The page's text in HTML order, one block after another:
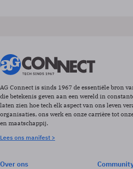
AG Connect is sinds 1967 de essentiële bron
die betekenis geven aan een wereld in
laten zien hoe tech elk aspect van ons leven
organisaties, ons werk en onze carrière tot
en maatschappij.
Lees ons manifest >
Over ons